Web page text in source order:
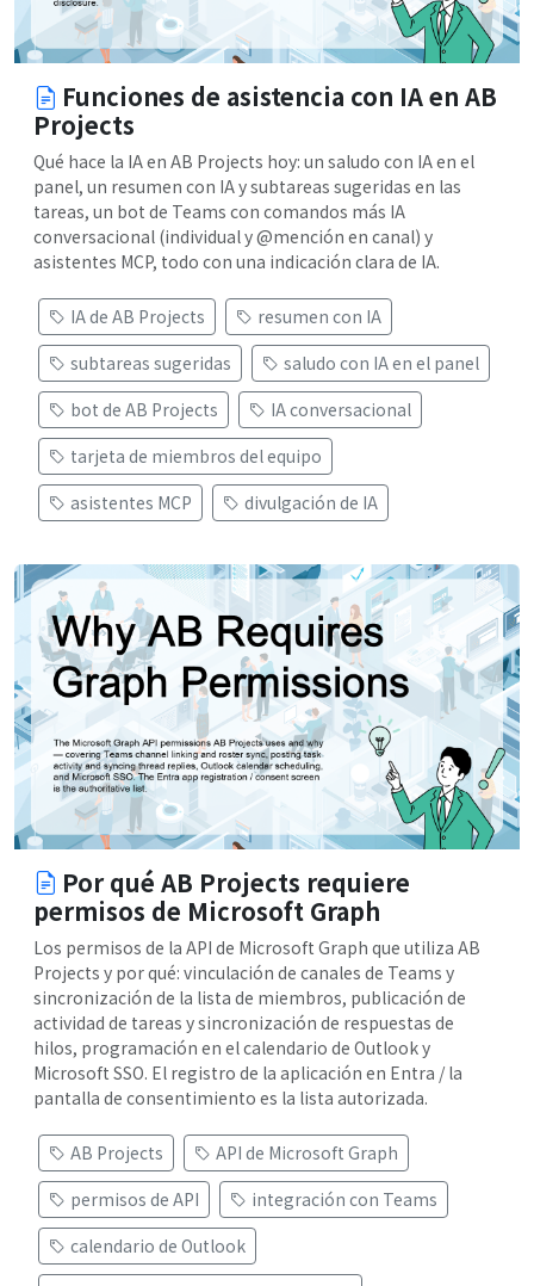
Funciones de asistencia con IA en AB
Projects
Qué hace la IA en AB Projects hoy: un saludo con IA en el
panel, un resumen con IA y subtareas sugeridas en las
tareas, un bot de Teams con comandos más IA
conversacional (individual y @mención en canal) y
asistentes MCP, todo con una indicación clara de IA.
IA de AB Projects
resumen con IA
subtareas sugeridas
saludo con IA en el panel
bot de AB Projects
IA conversacional
tarjeta de miembros del equipo
asistentes MCP
divulgación de IA
Por qué AB Projects requiere
permisos de Microsoft Graph
Los permisos de la API de Microsoft Graph que utiliza AB
Projects y por qué: vinculación de canales de Teams y
sincronización de la lista de miembros, publicación de
actividad de tareas y sincronización de respuestas de
hilos, programación en el calendario de Outlook y
Microsoft SSO. El registro de la aplicación en Entra / la
pantalla de consentimiento es la lista autorizada.
AB Projects
API de Microsoft Graph
permisos de API
integración con Teams
calendario de Outlook